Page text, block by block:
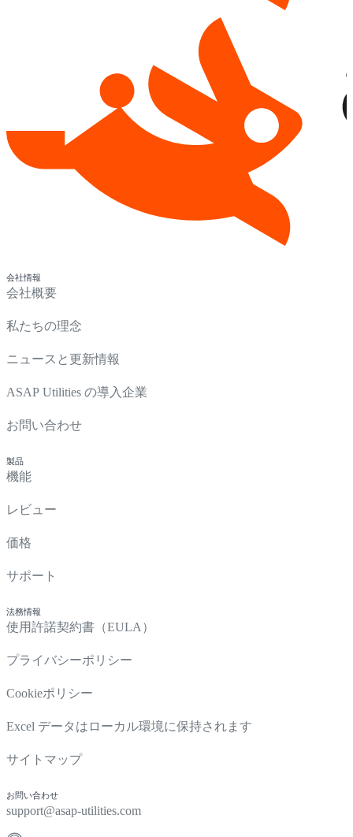
会社情報
会社概要
私たちの理念
ニュースと更新情報
ASAP Utilities の導入企業
お問い合わせ
製品
機能
レビュー
価格
サポート
法務情報
使用許諾契約書（EULA）
プライバシーポリシー
Cookieポリシー
Excel データはローカル環境に保持されます
サイトマップ
お問い合わせ
support@asap-utilities.com